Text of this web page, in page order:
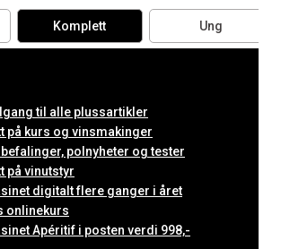
Komplett Ung
til alle plussartikler
på kurs og vinsmakinger
polnyheter og tester
på vinutstyr
digitalt flere ganger i året
onlinekurs
Apéritif i posten verdi 998,-